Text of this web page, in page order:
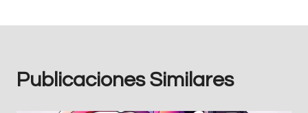
Publicaciones Similares